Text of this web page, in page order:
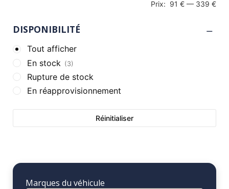
Prix: 91 € — 339 €
DISPONIBILITÉ
Tout afficher
En stock (3)
Rupture de stock
En réapprovisionnement
Réinitialiser
Marques du véhicule